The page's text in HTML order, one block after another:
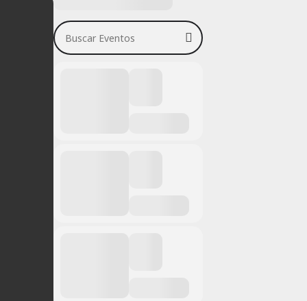
Buscar Eventos